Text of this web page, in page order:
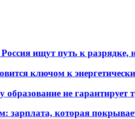
ищут путь к разрядке,
ключом к
не гарантирует
зарплата, которая